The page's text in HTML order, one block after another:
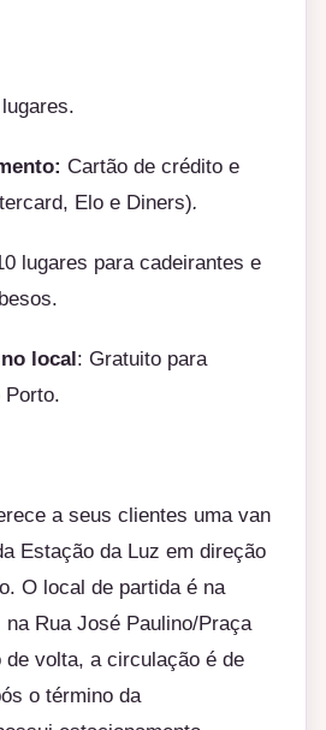
Cartão de crédito e
Elo e Diners).
lugares para cadeirantes e
local: Gratuito para
Porto.
a seus clientes uma van
Estação da Luz em direção
O local de partida é na
Rua José Paulino/Praça
volta, a circulação é de
o término da